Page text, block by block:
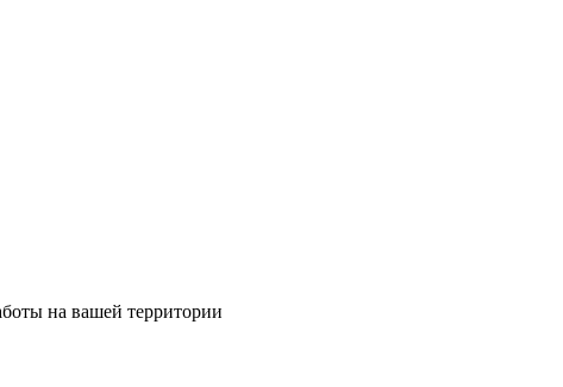
на вашей территории